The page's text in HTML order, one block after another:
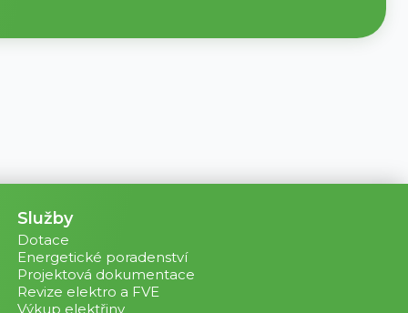
Služby
Dotace
Energetické poradenství
Projektová dokumentace
Revize elektro a FVE
Výkup elektřiny